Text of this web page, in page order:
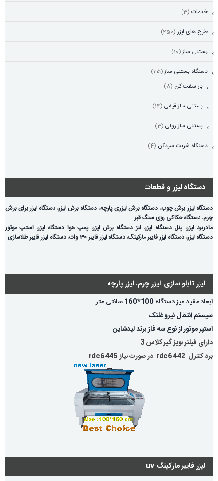
خدمات (3)
طرح های لیزر (250)
بستنی ساز (10)
دستگاه بستنی ساز (25)
بار سفت کن (8)
بستنی ساز قیفی (14)
بستنی ساز رولی (3)
دستگاه شربت سردکن (4)
دستگاه لیزر و قطعات
دستگاه لیزر برش چوب، دستگاه برش لیزری پارچه، دستگاه برش لیزر،دستگاه لیزر برای برش
چرم، دستگاه حکاکی روی سنگ قبر
مادربرد لیزر، پنل دستگاه لیزر،لنز دستگاه برش لیزر، پمپ هوا دستگاه لیزر، استپ موتور
دستگاه لیزر، دستگاه لیزر فایبر مارکینگ، دستگاه لیزر فایبر 30 وات ، دستگاه لیزر فایبر طلاسازی
لیزر تابلو سازی، لیزر چرم، لیزر پارچه
ابعاد مفید میز دستگاه 100*160 سانتی متر
سیستم انتقال نیرو غلتک
استپر موتور از نوع سه فاز برند لیدشاین
دارای فیلتر نویز گیر کلاس 3
برد کنترل rdc6442 در صورت نیاز rdc6445
لیزر فایبر مارکینگ uv